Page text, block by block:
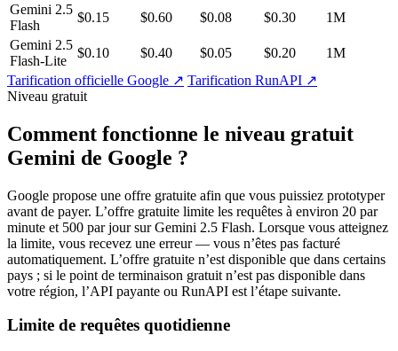
Gemini 2.5
Flash
$0.15 $0.60 $0.08 $0.30
1M
Gemini 2.5
Flash-Lite
$0.10 $0.40 $0.05 $0.20
1M
Tarification officielle Google ↗ Tarification RunAPI ↗
Niveau gratuit
Comment fonctionne le niveau gratuit
Gemini de Google ?
Google propose une offre gratuite afin que vous puissiez prototyper
avant de payer. L’offre gratuite limite les requêtes à environ 20 par
minute et 500 par jour sur Gemini 2.5 Flash. Lorsque vous atteignez
la limite, vous recevez une erreur — vous n’êtes pas facturé
automatiquement. L’offre gratuite n’est disponible que dans certains
pays ; si le point de terminaison gratuit n’est pas disponible dans
votre région, l’API payante ou RunAPI est l’étape suivante.
Limite de requêtes quotidienne